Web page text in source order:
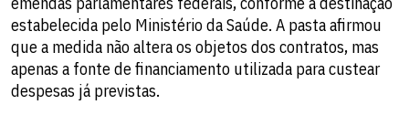
estabelecida pelo Ministério da Saúde. A pasta afirmou
que a medida não altera os objetos dos contratos, mas
apenas a fonte de financiamento utilizada para custear
despesas já previstas.